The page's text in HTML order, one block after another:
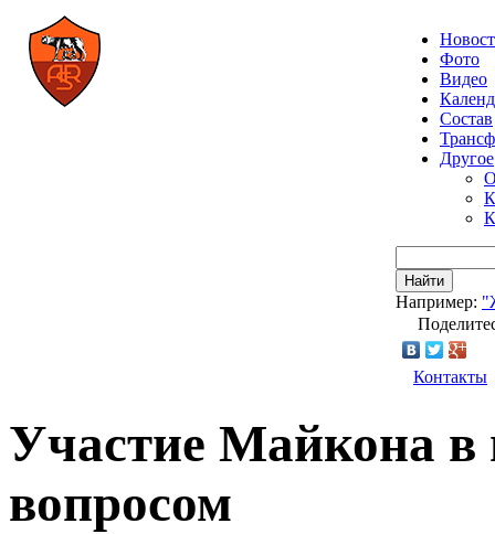
Фото
Видео
Состав
Другое
Найти
Например:
Контакты
Участие Майкона в
вопросом